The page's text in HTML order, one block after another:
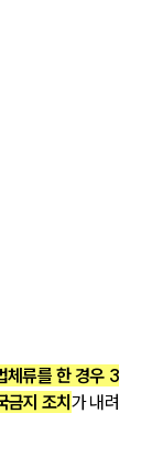
체류를 한 경우 3
금지 조치가 내려